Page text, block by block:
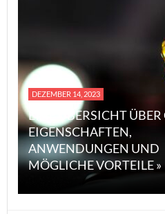
DEZEMBER 14, 2023
EINE ÜBERSICHT
EIGENSCHAFTEN,
ANWENDUNGEN UND
MÖGLICHE VORTEILE »